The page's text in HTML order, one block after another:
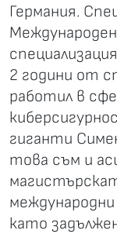
Германия.
2 години от
работил в
гиганти
това съм и
като